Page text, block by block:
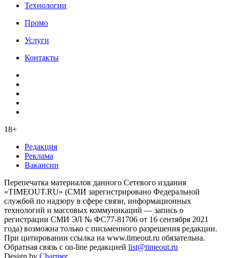
Технологии
Промо
Услуги
Контакты
18+
Редакция
Реклама
Вакансии
Перепечатка материалов данного Сетевого издания
«TIMEOUT.RU» (СМИ зарегистрировано Федеральной
службой по надзору в сфере связи, информационных
технологий и массовых коммуникаций — запись о
регистрации СМИ ЭЛ № ФС77-81706 от 16 сентября 2021
года) возможна только с письменного разрешения редакции.
При цитировании ссылка на www.timeout.ru обязательна.
Обратная связь с on-line редакцией list@timeout.ru
Design by Charmer